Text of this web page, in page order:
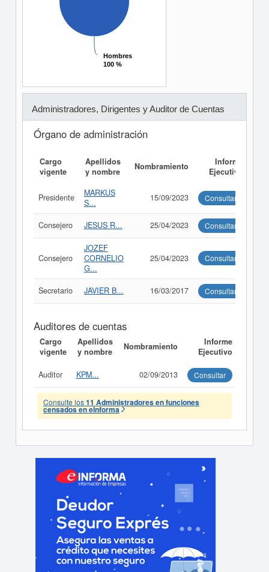
Hombres
100 %
Hombres
100 %
Administradores, Dirigentes y Auditor de Cuentas
Órgano de administración
Cargo
vigente
Apellidos
y nombre
Nombramiento
Informe
Ejecutivo
Presidente
MARKUS
S...
15/09/2023 Consultar
Consejero JESUS R... 25/04/2023 Consultar
Consejero
JOZEF
CORNELIO
G...
25/04/2023 Consultar
Secretario JAVIER B... 16/03/2017 Consultar
Auditores de cuentas
Cargo
vigente
Apellidos
y nombre
Nombramiento
Informe
Ejecutivo
Auditor KPM... 02/09/2013 Consultar
Consulte los11 Administradores en funciones
censados en eInforma